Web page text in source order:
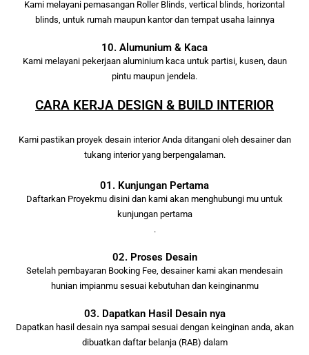
Kami melayani pemasangan Roller Blinds, vertical blinds, horizontal
blinds, untuk rumah maupun kantor dan tempat usaha lainnya
10. Alumunium & Kaca
Kami melayani pekerjaan aluminium kaca untuk partisi, kusen, daun
pintu maupun jendela.
CARA KERJA DESIGN & BUILD INTERIOR
Kami pastikan proyek desain interior Anda ditangani oleh desainer dan
tukang interior yang berpengalaman.
01. Kunjungan Pertama
Daftarkan Proyekmu disini dan kami akan menghubungi mu untuk
kunjungan pertama
.
02. Proses Desain
Setelah pembayaran Booking Fee, desainer kami akan mendesain
hunian impianmu sesuai kebutuhan dan keinginanmu
03. Dapatkan Hasil Desain nya
Dapatkan hasil desain nya sampai sesuai dengan keinginan anda, akan
dibuatkan daftar belanja (RAB) dalam